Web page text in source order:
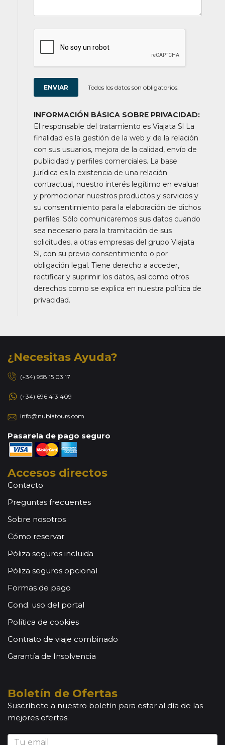
Todos los datos son obligatorios.
INFORMACIÓN BÁSICA SOBRE PRIVACIDAD:
El responsable del tratamiento es Viajata Sl La
finalidad es la gestión de la web y de la relación
con sus usuarios, mejora de la calidad, envío de
publicidad y perfiles comerciales. La base
jurídica es la existencia de una relación
contractual, nuestro interés legítimo en evaluar
y promocionar nuestros productos y servicios y
su consentimiento para la elaboración de dichos
perfiles. Sólo comunicaremos sus datos cuando
sea necesario para la tramitación de sus
solicitudes, a otras empresas del grupo Viajata
Sl, con su previo consentimiento o por
obligación legal. Tiene derecho a acceder,
rectificar y suprimir los datos, así como otros
derechos como se explica en nuestra política de
privacidad.
¿Necesitas Ayuda?
(+34) 958 15 03 17
(+34) 696 413 409
info@nubiatours.com
Pasarela de pago seguro
Accesos directos
Contacto
Preguntas frecuentes
Sobre nosotros
Cómo reservar
Póliza seguros incluida
Póliza seguros opcional
Formas de pago
Cond. uso del portal
Política de cookies
Contrato de viaje combinado
Garantía de Insolvencia
Boletín de Ofertas
Suscríbete a nuestro boletín para estar al día de las
mejores ofertas.